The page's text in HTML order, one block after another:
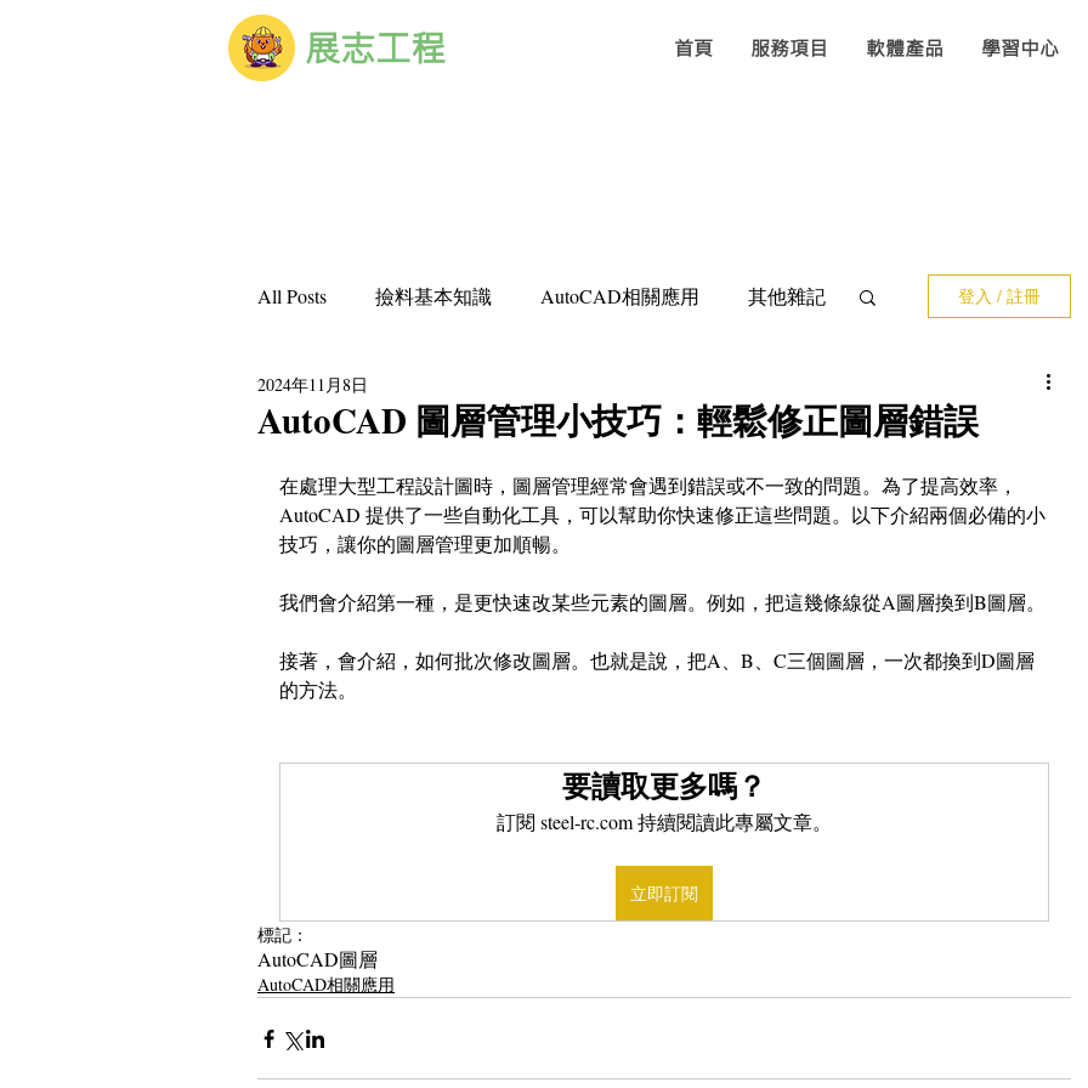
展志工程 首頁 服務項目 軟體產品 學習中心
All Posts 撿料基本知識 AutoCAD相關應用 其他雜記
其他電腦軟體相關
土木建築小學堂 施工問題快問快答 Excel
登入 / 註冊
AutoCAD 圖層管理小技巧：輕鬆修正圖層錯誤
2024年11月8日
在處理大型工程設計圖時，圖層管理經常會遇到錯誤或不一致的問題。為了提高效率，
AutoCAD 提供了一些自動化工具，可以幫助你快速修正這些問題。以下介紹兩個必備的小
技巧，讓你的圖層管理更加順暢。
我們會介紹第一種，是更快速改某些元素的圖層。例如，把這幾條線從A圖層換到B圖層。
接著，會介紹，如何批次修改圖層。也就是說，把A、B、C三個圖層，一次都換到D圖層
的方法。
要讀取更多嗎？
訂閱 steel-rc.com 持續閱讀此專屬文章。
立即訂閱
標記：
AutoCAD圖層
AutoCAD相關應用